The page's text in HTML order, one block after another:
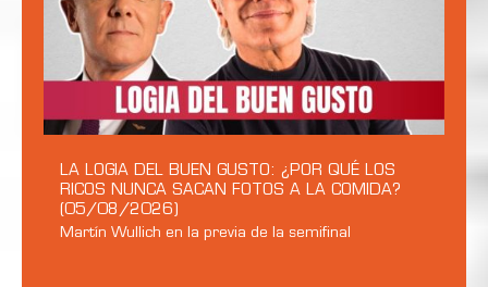
LA LOGIA DEL BUEN GUSTO: ¿POR QUÉ LOS
RICOS NUNCA SACAN FOTOS A LA COMIDA?
(05/08/2026)
Martín Wullich en la previa de la semifinal